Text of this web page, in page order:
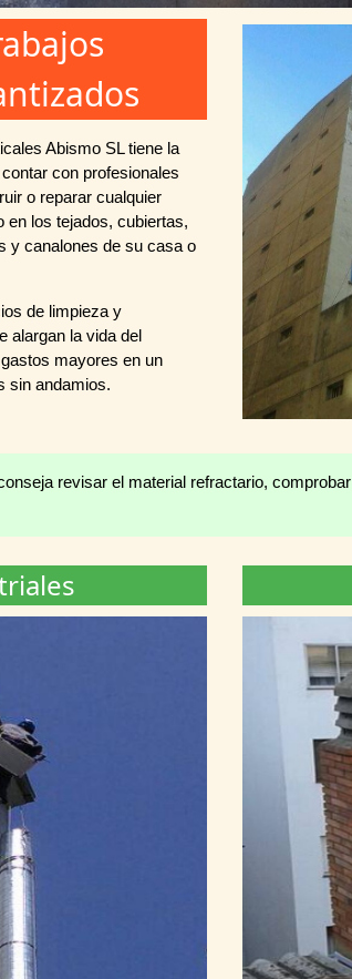
Abismo SL tiene la
con profesionales
o reparar cualquier
en los tejados, cubiertas,
y canalones de su casa o
de limpieza y
alargan la vida del
mayores en un
sin andamios.
revisar el material refractario,